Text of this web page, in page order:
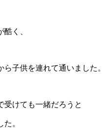
く、
ら子供を連れて通いました。
受けても一緒だろうと
。